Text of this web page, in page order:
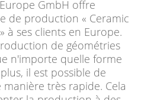
GmbH offre
de production « Ceramic
à ses clients en Europe.
de géométries
n'importe quelle forme
il est possible de
très rapide. Cela